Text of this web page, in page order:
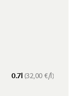
0.7l (32,00 €/l)